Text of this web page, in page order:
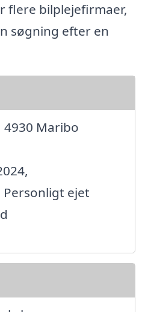
flere bilplejefirmaer,
søgning efter en
4930 Maribo
ejet